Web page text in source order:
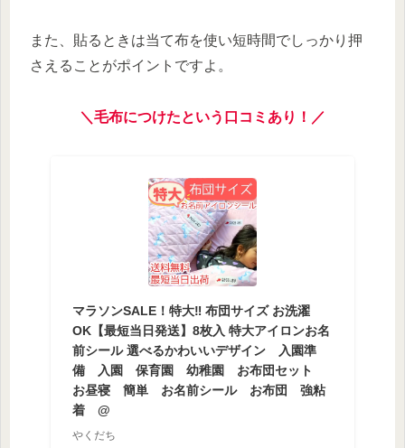
また、貼るときは当て布を使い短時間でしっかり押
さえることがポイントですよ。
＼ 毛布につけたという口コミあり！ ／
マラソンSALE！特大‼ 布団サイズ お洗濯
OK【最短当日発送】8枚入 特大アイロンお名
前シール 選べるかわいいデザイン 入園準
備 入園 保育園 幼稚園 お布団セット
お昼寝 簡単 お名前シール お布団 強粘
着 @
やくだち